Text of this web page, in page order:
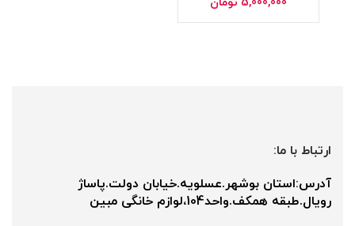
ارتباط با ما:
آدرس:استان بوشهر.عسلویه.خیابان دولت.پاساژ
رویال.طبقه همکف.واحد104،لوازم خانگی مبین